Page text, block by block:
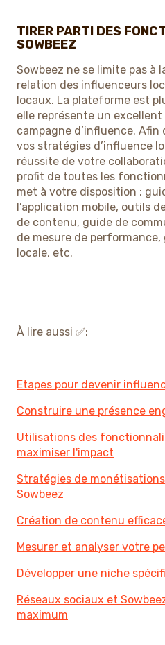
TIRER PARTI DES
SOWBEEZ
Sowbeez ne se limite pas à
relation des influenceurs
locaux. La plateforme est
elle représente un
campagne d’influence. Afin
vos stratégies d’influence
réussite de votre
profit de toutes les
met à votre disposition :
l’application mobile, outils
de contenu, guide de
de mesure de
locale, etc.
À lire aussi ✅:
Etapes pour devenir
Construire une présence
Utilisations des
maximiser l'impact
Stratégies de
Sowbeez
Création de contenu
Mesurer et analyser votre
Développer une niche
Réseaux sociaux et
maximum